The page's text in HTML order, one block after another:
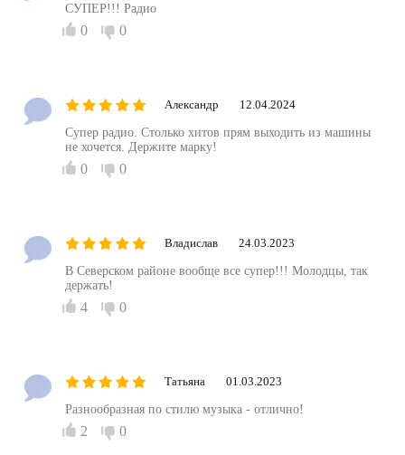
СУПЕР!!! Радио
0 0
Александр 12.04.2024
Супер радио. Столько хитов прям выходить из машины
не хочется. Держите марку!
0 0
Владислав 24.03.2023
В Северском районе вообще все супер!!! Молодцы, так
держать!
4 0
Татьяна 01.03.2023
Разнообразная по стилю музыка - отлично!
2 0